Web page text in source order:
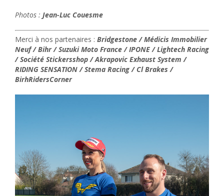
Photos : Jean-Luc Couesme
Merci à nos partenaires : Bridgestone / Médicis Immobilier
Neuf / Bihr / Suzuki Moto France / IPONE / Lightech Racing
/ Société Stickersshop / Akrapovic Exhaust System /
RIDING SENSATION / Stema Racing / Cl Brakes /
BirhRidersCorner